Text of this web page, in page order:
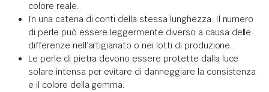
colore reale.
In una catena di conti della stessa lunghezza. Il numero
di perle può essere leggermente diverso a causa delle
differenze nell’artigianato o nei lotti di produzione.
Le perle di pietra devono essere protette dalla luce
solare intensa per evitare di danneggiare la consistenza
e il colore della gemma.